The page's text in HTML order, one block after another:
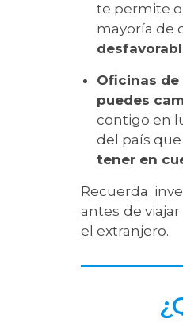
te permite
mayoría de
Oficinas de
puedes
contigo en
del país que
tener en
Recuerda
antes de
el extranjero.